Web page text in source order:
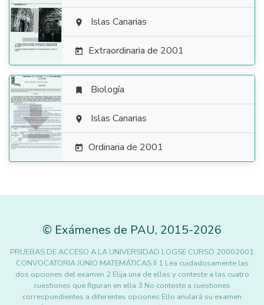
  Islas Canarias
 Extraordinaria de 2001

 Biología
 Islas Canarias
 Ordinaria de 2001
© Exámenes de PAU, 2015-2026
PRUEBAS DE ACCESO A LA UNIVERSIDAD LOGSE CURSO 20002001
CONVOCATORIA JUNIO MATEMÁTICAS II 1 Lea cuidadosamente las
dos opciones del examen 2 Elija una de ellas y conteste a las cuatro
cuestiones que figuran en ella 3 No conteste a cuestiones
correspondientes a diferentes opciones Ello anulará su examen